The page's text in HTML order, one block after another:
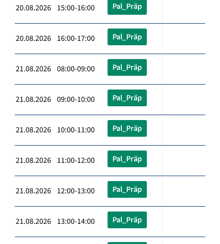
20.08.2026 15:00-16:00 Pal_Präp
20.08.2026 16:00-17:00 Pal_Präp
21.08.2026 08:00-09:00 Pal_Präp
21.08.2026 09:00-10:00 Pal_Präp
21.08.2026 10:00-11:00 Pal_Präp
21.08.2026 11:00-12:00 Pal_Präp
21.08.2026 12:00-13:00 Pal_Präp
21.08.2026 13:00-14:00 Pal_Präp